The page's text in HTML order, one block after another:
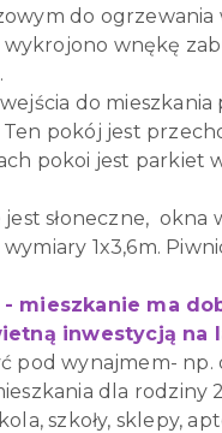
do ogrzewania
wykrojono wnękę
do mieszkania
pokój jest
pokoi jest parkiet
jest słoneczne, okna
1x3,6m.
mieszkanie ma
inwestycją na
pod wynajmem-
dla rodziny
szkoły, sklepy,